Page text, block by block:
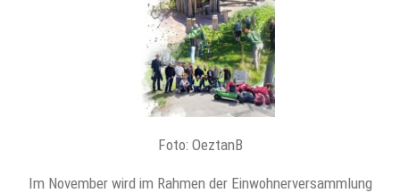
Foto: OeztanB
Im November wird im Rahmen der Einwohnerversammlung